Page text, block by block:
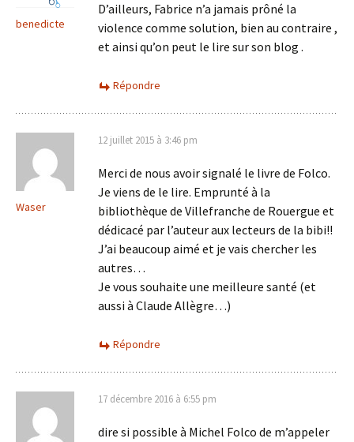
benedicte
D’ailleurs, Fabrice n’a jamais prôné la
violence comme solution, bien au contraire ,
et ainsi qu’on peut le lire sur son blog .
Répondre
Waser
12 juillet 2015 à 3:46 pm
Merci de nous avoir signalé le livre de Folco.
Je viens de le lire. Emprunté à la
bibliothèque de Villefranche de Rouergue et
dédicacé par l’auteur aux lecteurs de la bibi!!
J’ai beaucoup aimé et je vais chercher les
autres…
Je vous souhaite une meilleure santé (et
aussi à Claude Allègre…)
Répondre
17 décembre 2016 à 6:55 pm
dire si possible à Michel Folco de m’appeler